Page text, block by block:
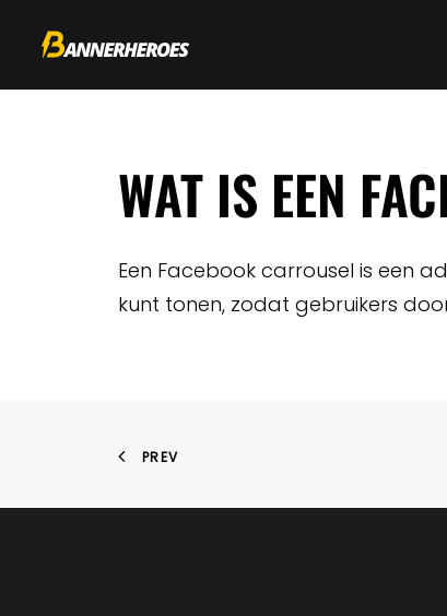
WAT IS EEN
Een Facebook carrousel is een
kunt tonen, zodat gebruikers
PREV